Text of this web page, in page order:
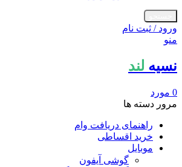
ورود / ثبت نام
منو
نسیه لند
0 مورد
مرور دسته ها
راهنمای دریافت وام
خرید اقساطی
موبایل
گوشی آیفون